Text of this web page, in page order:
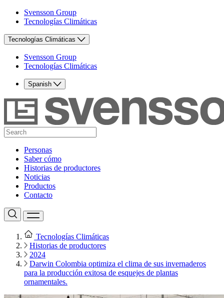
Svensson Group
Tecnologías Climáticas
Tecnologías Climáticas
Svensson Group
Tecnologías Climáticas
Spanish
Personas
Saber cómo
Historias de productores
Noticias
Productos
Contacto
Tecnologías Climáticas
Historias de productores
2024
Darwin Colombia optimiza el clima de sus invernaderos
para la producción exitosa de esquejes de plantas
ornamentales.